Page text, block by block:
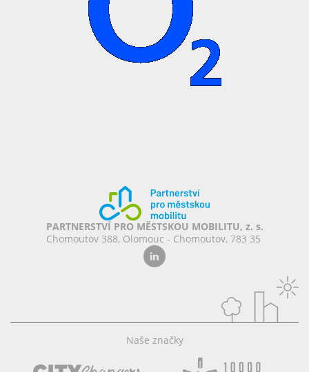
PARTNERSTVÍ PRO MĚSTSKOU MOBILITU, z. s.
Chomoutov 388, Olomouc - Chomoutov, 783 35
Naše značky